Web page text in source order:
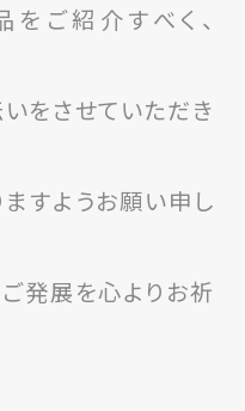
ご紹介すべく、
をさせていただき
すようお願い申し
発展を心よりお祈